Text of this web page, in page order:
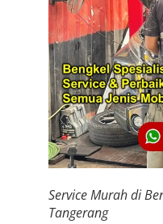
Service Murah di
Tangerang